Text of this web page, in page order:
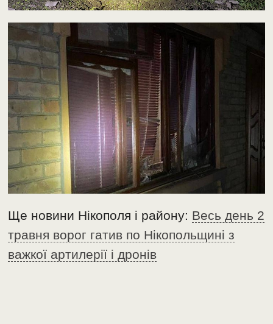
Ще новини Нікополя і району: Весь день 2
травня ворог гатив по Нікопольщині з
важкої артилерії і дронів